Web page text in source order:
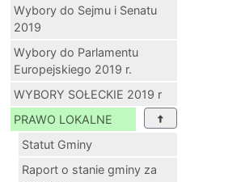
Wybory do Sejmu i Senatu
2019
Wybory do Parlamentu
Europejskiego 2019 r.
WYBORY SOŁECKIE 2019 r
PRAWO LOKALNE
Statut Gminy
Raport o stanie gminy za